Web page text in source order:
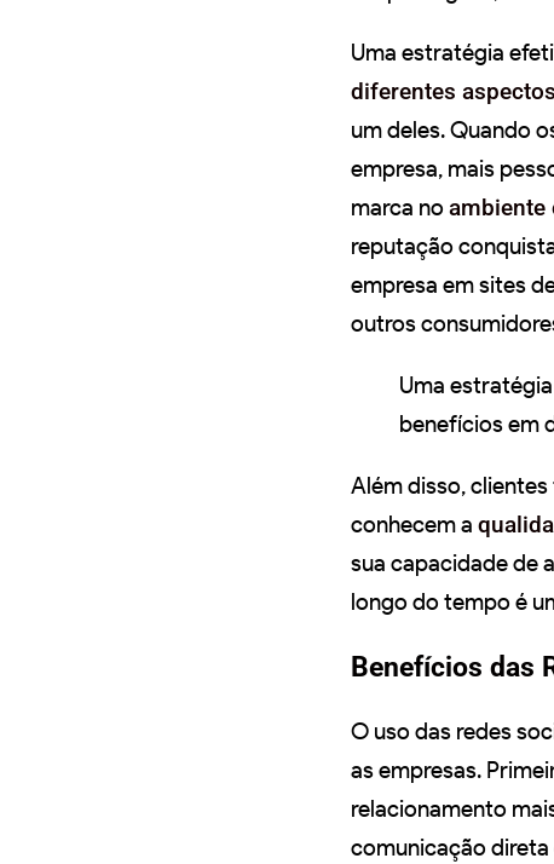
Uma estratégia
diferentes aspectos
um deles. Quando
empresa, mais
marca no ambiente
reputação
empresa em sites
outros
Uma
benefícios em
Além disso,
conhecem a
sua capacidade de
longo do tempo é
Benefícios das
O uso das redes
as empresas.
relacionamento
comunicação direta